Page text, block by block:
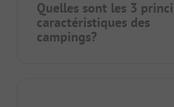
Quelles sont les 3
caractéristiques des
campings?